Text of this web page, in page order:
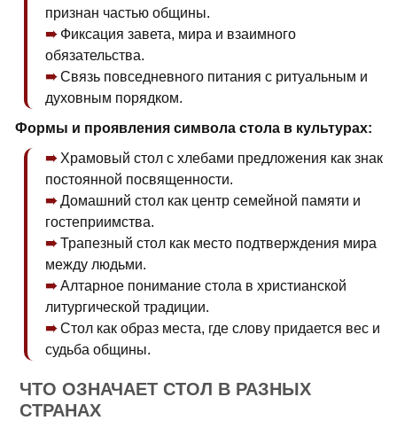
признан частью общины.
Фиксация завета, мира и взаимного
обязательства.
Связь повседневного питания с ритуальным и
духовным порядком.
Формы и проявления символа стола в культурах:
Храмовый стол с хлебами предложения как знак
постоянной посвященности.
Домашний стол как центр семейной памяти и
гостеприимства.
Трапезный стол как место подтверждения мира
между людьми.
Алтарное понимание стола в христианской
литургической традиции.
Стол как образ места, где слову придается вес и
судьба общины.
ЧТО ОЗНАЧАЕТ СТОЛ В РАЗНЫХ
СТРАНАХ